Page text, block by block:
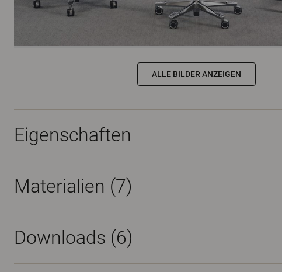
ALLE BILDER ANZEIGEN
Eigenschaften
Materialien (7)
Downloads (6)